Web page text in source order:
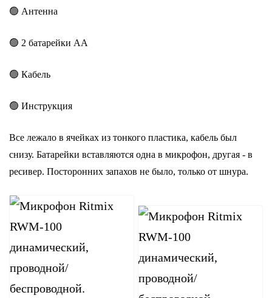
🟢 Антенна
🟢 2 батарейки АА
🟢 Кабель
🟢 Инструкция
Все лежало в ячейках из тонкого пластика, кабель был
снизу. Батарейки вставляются одна в микрофон, другая - в
ресивер. Посторонних запахов не было, только от шнура.